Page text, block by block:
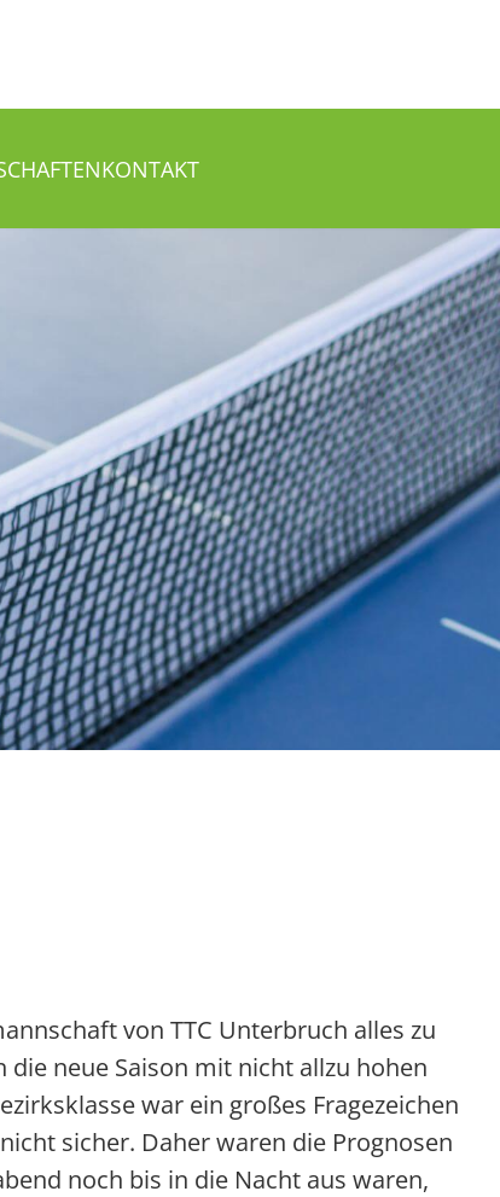
KONTAKT
von TTC Unterbruch alles zu
neue Saison mit nicht allzu hohen
war ein großes Fragezeichen
sicher. Daher waren die Prognosen
noch bis in die Nacht aus waren,